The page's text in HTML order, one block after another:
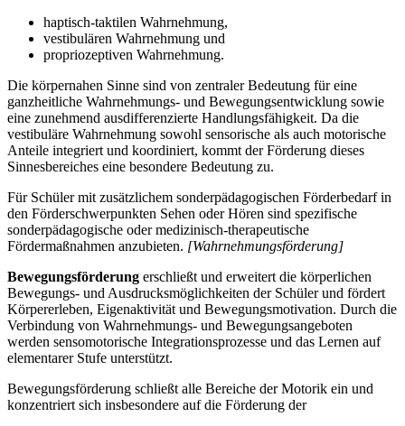
haptisch-taktilen Wahrnehmung,
vestibulären Wahrnehmung und
propriozeptiven Wahrnehmung.
Die körpernahen Sinne sind von zentraler Bedeutung für eine
ganzheitliche Wahrnehmungs- und Bewegungsentwicklung sowie
eine zunehmend ausdifferenzierte Handlungsfähigkeit. Da die
vestibuläre Wahrnehmung sowohl sensorische als auch motorische
Anteile integriert und koordiniert, kommt der Förderung dieses
Sinnesbereiches eine besondere Bedeutung zu.
Für Schüler mit zusätzlichem sonderpädagogischen Förderbedarf in
den Förderschwerpunkten Sehen oder Hören sind spezifische
sonderpädagogische oder medizinisch-therapeutische
Fördermaßnahmen anzubieten. [Wahrnehmungsförderung]
Bewegungsförderung erschließt und erweitert die körperlichen
Bewegungs- und Ausdrucksmöglichkeiten der Schüler und fördert
Körpererleben, Eigenaktivität und Bewegungsmotivation. Durch die
Verbindung von Wahrnehmungs- und Bewegungsangeboten
werden sensomotorische Integrationsprozesse und das Lernen auf
elementarer Stufe unterstützt.
Bewegungsförderung schließt alle Bereiche der Motorik ein und
konzentriert sich insbesondere auf die Förderung der